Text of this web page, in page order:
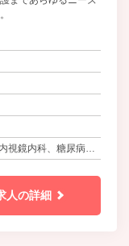
病院前
視鏡内科、糖尿病内
人の詳細